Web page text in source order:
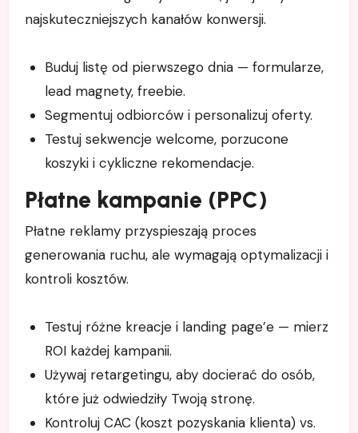
najskuteczniejszych kanałów konwersji.
Buduj listę od pierwszego dnia — formularze,
lead magnety, freebie.
Segmentuj odbiorców i personalizuj oferty.
Testuj sekwencje welcome, porzucone
koszyki i cykliczne rekomendacje.
Płatne kampanie (PPC)
Płatne reklamy przyspieszają proces
generowania ruchu, ale wymagają optymalizacji i
kontroli kosztów.
Testuj różne kreacje i landing page’e — mierz
ROI każdej kampanii.
Używaj retargetingu, aby docierać do osób,
które już odwiedziły Twoją stronę.
Kontroluj CAC (koszt pozyskania klienta) vs.